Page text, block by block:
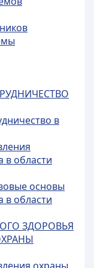
в
в области
основы
в области
ЗДОРОВЬЯ